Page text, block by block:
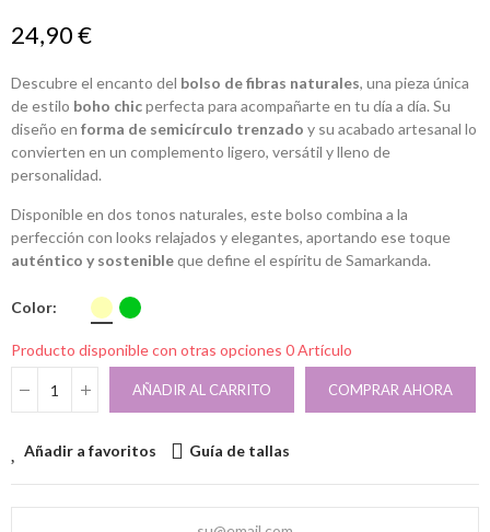
24,90 €
Descubre el encanto del bolso de fibras naturales, una pieza única
de estilo boho chicperfecta para acompañarte en tu día a día. Su
diseño en forma de semicírculo trenzado y su acabado artesanal lo
convierten en un complemento ligero, versátil y lleno de
personalidad.
Disponible en dos tonos naturales, este bolso combina a la
perfección con looks relajados y elegantes, aportando ese toque
auténtico y sostenibleque define el espíritu de Samarkanda.
Color
Producto disponible con otras opciones 0 Artículo
AÑADIR AL CARRITO COMPRAR AHORA
Añadir a favoritos Guía de tallas